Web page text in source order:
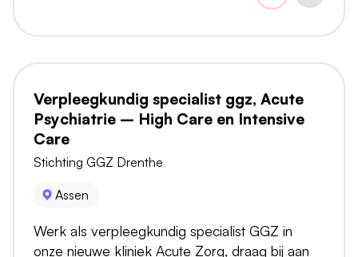
Verpleegkundig specialist ggz, Acute
Psychiatrie – High Care en Intensive
Care
Stichting GGZ Drenthe
Assen
Werk als verpleegkundig specialist GGZ in
onze nieuwe kliniek Acute Zorg, draag bij aan